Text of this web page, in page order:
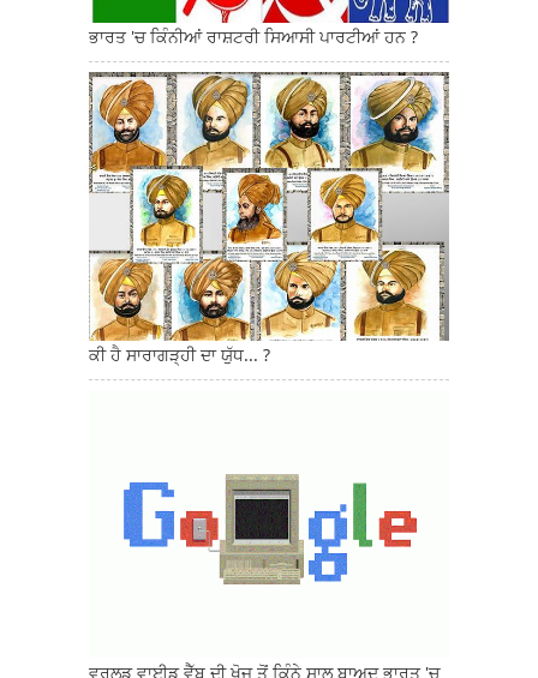
ਭਾਰਤ 'ਚ ਕਿੰਨੀਆਂ ਰਾਸ਼ਟਰੀ ਸਿਆਸੀ ਪਾਰਟੀਆਂ ਹਨ ?
ਕੀ ਹੈ ਸਾਰਾਗੜ੍ਹੀ ਦਾ ਯੁੱਧ... ?
ਵਰਲਡ ਵਾਈਡ ਵੈੱਬ ਦੀ ਖੋਜ ਤੋਂ ਕਿੰਨੇ ਸਾਲ ਬਾਅਦ ਭਾਰਤ 'ਚ